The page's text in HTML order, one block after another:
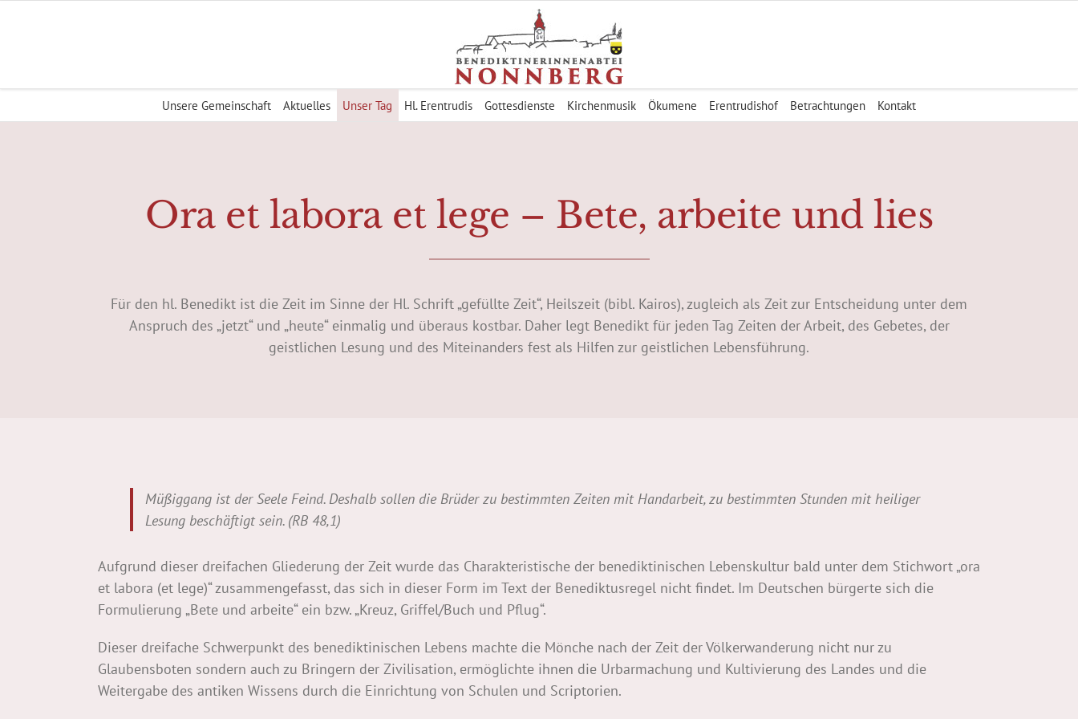
Unsere Gemeinschaft Aktuelles Unser Tag Hl. Erentrudis Gottesdienste Kirchenmusik Ökumene Erentrudishof Betrachtungen Kontakt
Ora et labora et lege – Bete, arbeite und lies
Für den hl. Benedikt ist die Zeit im Sinne der Hl. Schrift „gefüllte Zeit“, Heilszeit (bibl. Kairos), zugleich als Zeit zur Entscheidung unter dem
Anspruch des „jetzt“ und „heute“ einmalig und überaus kostbar. Daher legt Benedikt für jeden Tag Zeiten der Arbeit, des Gebetes, der
geistlichen Lesung und des Miteinanders fest als Hilfen zur geistlichen Lebensführung.
Müßiggang ist der Seele Feind. Deshalb sollen die Brüder zu bestimmten Zeiten mit Handarbeit, zu bestimmten Stunden mit heiliger
Lesung beschäftigt sein. (RB 48,1)
Aufgrund dieser dreifachen Gliederung der Zeit wurde das Charakteristische der benediktinischen Lebenskultur bald unter dem Stichwort „ora
et labora (et lege)“ zusammengefasst, das sich in dieser Form im Text der Benediktusregel nicht findet. Im Deutschen bürgerte sich die
Formulierung „Bete und arbeite“ ein bzw. „Kreuz, Griffel/Buch und Pflug“.
Dieser dreifache Schwerpunkt des benediktinischen Lebens machte die Mönche nach der Zeit der Völkerwanderung nicht nur zu
Glaubensboten sondern auch zu Bringern der Zivilisation, ermöglichte ihnen die Urbarmachung und Kultivierung des Landes und die
Weitergabe des antiken Wissens durch die Einrichtung von Schulen und Scriptorien.